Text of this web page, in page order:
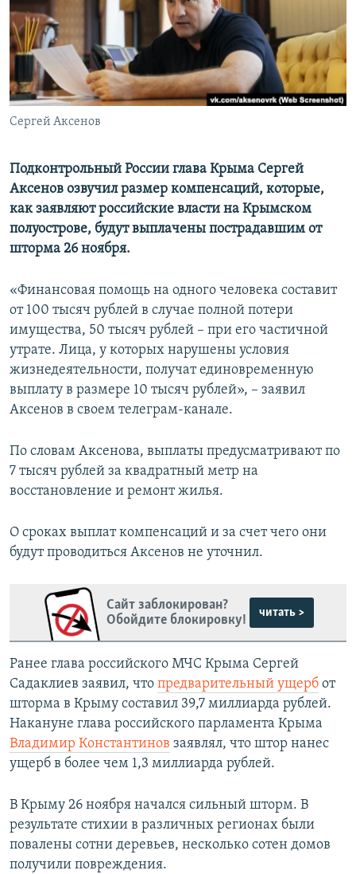
ПОБЕДИТЕЛЕЙ НЕ СУДЯТ?
КРЫМ.НЕПОКОРЕННЫЙ
ELIFBE
УКРАИНСКАЯ ПРОБЛЕМА КРЫМА
ПРИСОЕДИНЯЙТЕСЬ!
Все сайты RFE/RL
Сергей Аксенов
Подконтрольный России глава Крыма Сергей
Аксенов озвучил размер компенсаций, которые,
как заявляют российские власти на Крымском
полуострове, будут выплачены пострадавшим от
шторма 26 ноября.
«Финансовая помощь на одного человека составит
от 100 тысяч рублей в случае полной потери
имущества, 50 тысяч рублей – при его частичной
утрате. Лица, у которых нарушены условия
жизнедеятельности, получат единовременную
выплату в размере 10 тысяч рублей», – заявил
Аксенов в своем телеграм-канале.
По словам Аксенова, выплаты предусматривают по
7 тысяч рублей за квадратный метр на
восстановление и ремонт жилья.
О сроках выплат компенсаций и за счет чего они
будут проводиться Аксенов не уточнил.
Сайт заблокирован?
Обойдите блокировку!
читать >
Ранее глава российского МЧС Крыма Сергей
Садаклиев заявил, что предварительный ущерб от
шторма в Крыму составил 39,7 миллиарда рублей.
Накануне глава российского парламента Крыма
Владимир Константинов заявлял, что штор нанес
ущерб в более чем 1,3 миллиарда рублей.
В Крыму 26 ноября начался сильный шторм. В
результате стихии в различных регионах были
повалены сотни деревьев, несколько сотен домов
получили повреждения.